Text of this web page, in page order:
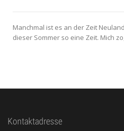
Manchmal ist es an der Zeit
dieser Sommer so eine Zeit. Mich
Kontaktadresse